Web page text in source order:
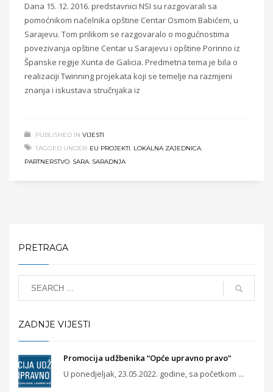
Dana 15. 12. 2016. predstavnici NSI su razgovarali sa
pomoćnikom načelnika opštine Centar Osmom Babićem, u
Sarajevu. Tom prilikom se razgovaralo o mogućnostima
povezivanja opštine Centar u Sarajevu i opštine Porinno iz
Španske regije Xunta de Galicia. Predmetna tema je bila o
realizaciji Twinning projekata koji se temelje na razmjeni
znanja i iskustava stručnjaka iz
PUBLISHED IN VIJESTI
TAGGED UNDER: EU PROJEKTI, LOKALNA ZAJEDNICA,
PARTNERSTVO, SARA, SARADNJA
PRETRAGA
ZADNJE VIJESTI
Promocija udžbenika “Opće upravno pravo”
U ponedjeljak, 23.05.2022. godine, sa početkom ...